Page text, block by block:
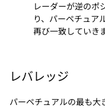
レーダーが逆のポ
り、パーペチュア
再び一致していき
レバレッジ
パーペチュアルの最も大